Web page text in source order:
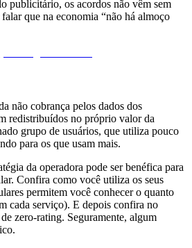
publicitário, os acordos não vêm sem
que na economia “não há almoço
não cobrança pelos dados dos
redistribuídos no próprio valor da
grupo de usuários, que utiliza pouco
para os que usam mais.
da operadora pode ser benéfica para
Confira como você utiliza os seus
permitem você conhecer o quanto
cada serviço). E depois confira no
zero-rating. Seguramente, algum